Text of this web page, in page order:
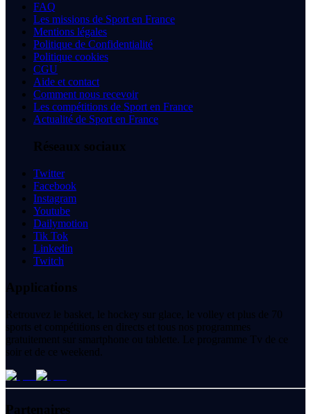
FAQ
Les missions de Sport en France
Mentions légales
Politique de Confidentialité
Politique cookies
CGU
Aide et contact
Comment nous recevoir
Les compétitions de Sport en France
Actualité de Sport en France
Réseaux sociaux
Twitter
Facebook
Instagram
Youtube
Dailymotion
Tik Tok
Linkedin
Twitch
Applications
Retrouvez le basket, le hockey sur glace, le volley et plus de 70
sports et compétitions en directs et tous nos programmes
gratuitement sur smartphone ou tablette. Le programme Tv de ce
soir et de ce weekend.
Partenaires